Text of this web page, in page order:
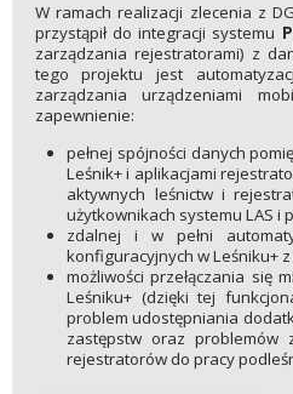
W ramach realizacji zlecenia z
przystąpił do integracji systemu
zarządzania rejestratorami) z
tego projektu jest
zarządzania urządzeniami
zapewnienie:
pełnej spójności danych
Leśnik+ i aplikacjami
aktywnych leśnictw i
użytkownikach systemu LAS i
zdalnej i w pełni
konfiguracyjnych w Leśniku+
możliwości przełączania się
Leśniku+ (dzięki tej
problem udostępniania
zastępstw oraz problemów
rejestratorów do pracy